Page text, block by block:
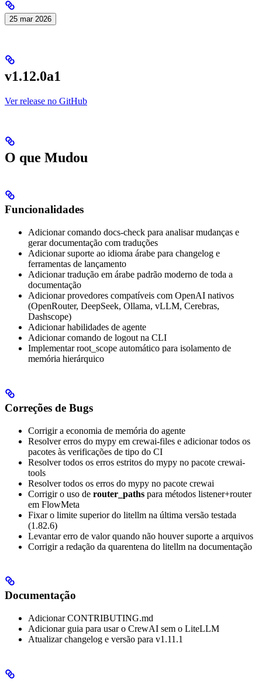
25 mar 2026
v1.12.0a1
Ver release no GitHub
O que Mudou
Funcionalidades
Adicionar comando docs-check para analisar mudanças e
gerar documentação com traduções
Adicionar suporte ao idioma árabe para changelog e
ferramentas de lançamento
Adicionar tradução em árabe padrão moderno de toda a
documentação
Adicionar provedores compatíveis com OpenAI nativos
(OpenRouter, DeepSeek, Ollama, vLLM, Cerebras,
Dashscope)
Adicionar habilidades de agente
Adicionar comando de logout na CLI
Implementar root_scope automático para isolamento de
memória hierárquico
Correções de Bugs
Corrigir a economia de memória do agente
Resolver erros do mypy em crewai-files e adicionar todos os
pacotes às verificações de tipo do CI
Resolver todos os erros estritos do mypy no pacote crewai-
tools
Resolver todos os erros do mypy no pacote crewai
Corrigir o uso de router_paths para métodos listener+router
em FlowMeta
Fixar o limite superior do litellm na última versão testada
(1.82.6)
Levantar erro de valor quando não houver suporte a arquivos
Corrigir a redação da quarentena do litellm na documentação
Documentação
Adicionar CONTRIBUTING.md
Adicionar guia para usar o CrewAI sem o LiteLLM
Atualizar changelog e versão para v1.11.1